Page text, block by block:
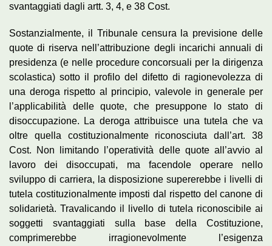
svantaggiati dagli artt. 3, 4, e 38 Cost.
Sostanzialmente, il Tribunale censura la previsione delle
quote di riserva nell’attribuzione degli incarichi annuali di
presidenza (e nelle procedure concorsuali per la dirigenza
scolastica) sotto il profilo del difetto di ragionevolezza di
una deroga rispetto al principio, valevole in generale per
l’applicabilità delle quote, che presuppone lo stato di
disoccupazione. La deroga attribuisce una tutela che va
oltre quella costituzionalmente riconosciuta dall’art. 38
Cost. Non limitando l’operatività delle quote all’avvio al
lavoro dei disoccupati, ma facendole operare nello
sviluppo di carriera, la disposizione supererebbe i livelli di
tutela costituzionalmente imposti dal rispetto del canone di
solidarietà. Travalicando il livello di tutela riconoscibile ai
soggetti svantaggiati sulla base della Costituzione,
comprimerebbe irragionevolmente l’esigenza